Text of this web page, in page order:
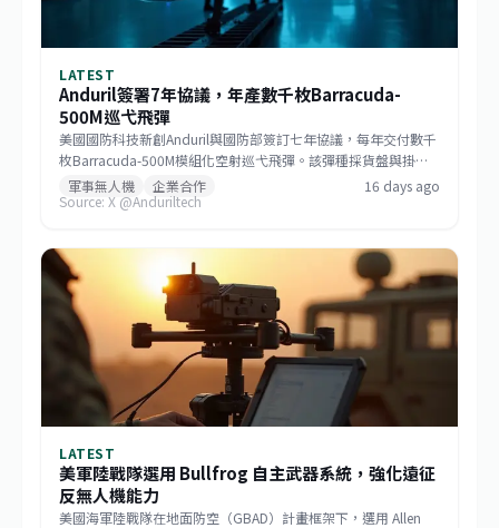
LATEST
Anduril簽署7年協議，年產數千枚Barracuda-
500M巡弋飛彈
美國國防科技新創Anduril與國防部簽訂七年協議，每年交付數千
枚Barracuda-500M模組化空射巡弋飛彈。該彈種採貨盤與掛架
雙模發射，符合低成本大量生產哲學，未來將成為美國與盟邦的
關鍵防區外打擊資產，也標誌非傳統國防供應商正式跨入大規模
軍事無人機 企業合作
16 days ago
Source: X @Anduriltech
LATEST
美軍陸戰隊選用 Bullfrog 自主武器系統，強化遠征
反無人機能力
美國海軍陸戰隊在地面防空（GBAD）計畫框架下，選用 Allen